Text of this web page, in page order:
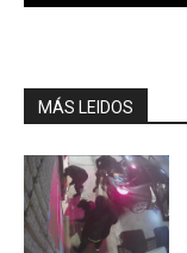
MÁS LEIDOS